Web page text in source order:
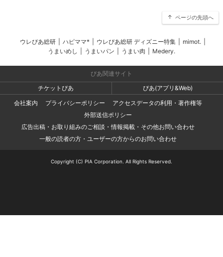
ページの先頭へ
ウレぴあ総研 ハピママ* ウレぴあ総研 ディズニー特集 mimot.
うまいめし
うまいパン うまい肉 Medery.
ぴあ関連サイト
チケットぴあ
ぴあ(アプリ&Web)
会社案内
プライバシーポリシー
アクセスデータの利用・著作権等
外部送信ポリシー
広告出稿・お取り組みのご相談・情報掲載・その他お問い合わせ
一般の読者の方・ユーザーの方からのお問い合わせ
Copyright (C) PIA Corporation. All Rights Reserved.